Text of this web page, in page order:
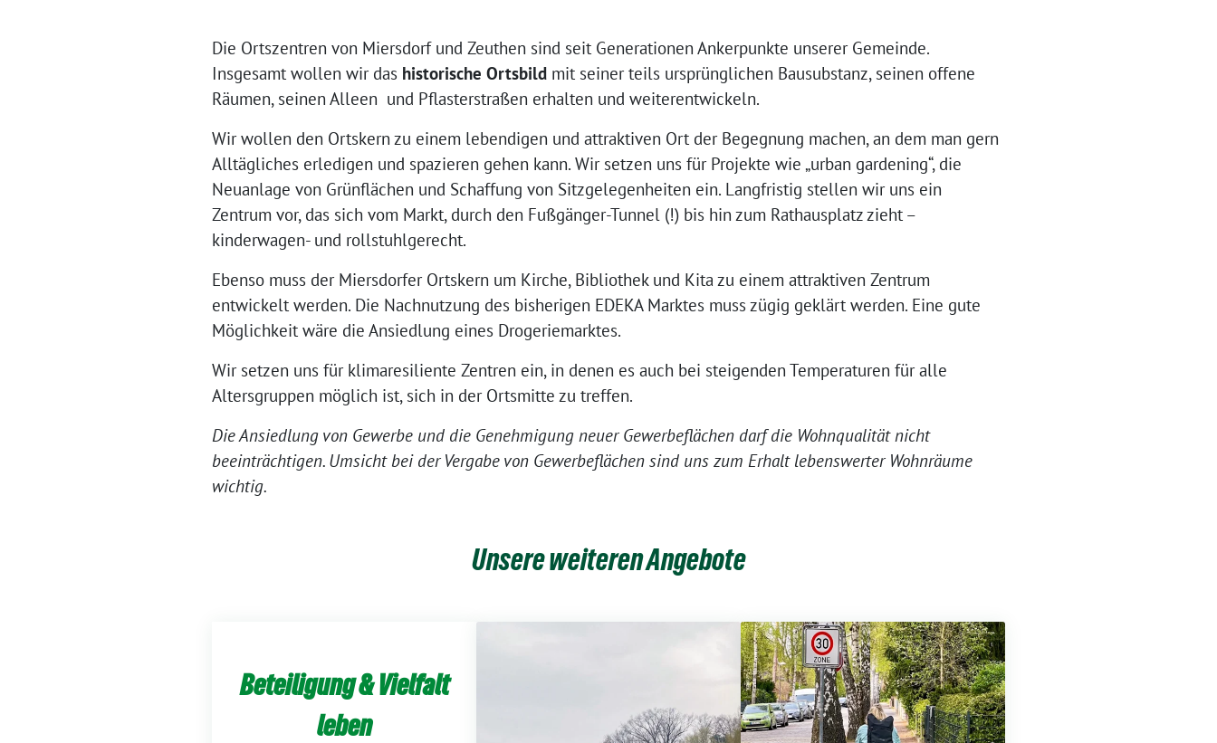
Die Ortszentren von Miersdorf und Zeuthen sind seit Generationen Ankerpunkte unserer Gemeinde.
Insgesamt wollen wir das historische Ortsbild mit seiner teils ursprünglichen Bausubstanz, seinen offene
Räumen, seinen Alleen und Pflasterstraßen erhalten und weiterentwickeln.
Wir wollen den Ortskern zu einem lebendigen und attraktiven Ort der Begegnung machen, an dem man gern
Alltägliches erledigen und spazieren gehen kann. Wir setzen uns für Projekte wie „urban gardening“, die
Neuanlage von Grünflächen und Schaffung von Sitzgelegenheiten ein. Langfristig stellen wir uns ein
Zentrum vor, das sich vom Markt, durch den Fußgänger-Tunnel (!) bis hin zum Rathausplatz zieht –
kinderwagen- und rollstuhlgerecht.
Ebenso muss der Miersdorfer Ortskern um Kirche, Bibliothek und Kita zu einem attraktiven Zentrum
entwickelt werden. Die Nachnutzung des bisherigen EDEKA Marktes muss zügig geklärt werden. Eine gute
Möglichkeit wäre die Ansiedlung eines Drogeriemarktes.
Wir setzen uns für klimaresiliente Zentren ein, in denen es auch bei steigenden Temperaturen für alle
Altersgruppen möglich ist, sich in der Ortsmitte zu treffen.
Die Ansiedlung von Gewerbe und die Genehmigung neuer Gewerbeflächen darf die Wohnqualität nicht
beeinträchtigen. Umsicht bei der Vergabe von Gewerbeflächen sind uns zum Erhalt lebenswerter Wohnräume
wichtig.
Unsere weiteren Angebote
Beteiligung & Vielfalt
leben